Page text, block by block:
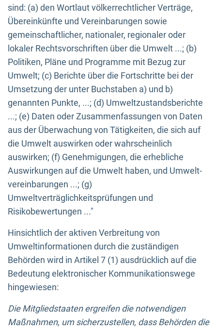
sind: (a) den Wortlaut völkerrechtlicher Verträge,
Übereinkünfte und Vereinbarungen sowie
gemeinschaftlicher, nationaler, regionaler oder
lokaler Rechtsvorschriften über die Umwelt ...; (b)
Politiken, Pläne und Programme mit Bezug zur
Umwelt; (c) Berichte über die Fortschritte bei der
Umsetzung der unter Buchstaben a) und b)
genannten Punkte, ...; (d) Umweltzustandsberichte
...; (e) Daten oder Zusammenfassungen von Daten
aus der Überwachung von Tätigkeiten, die sich auf
die Umwelt auswirken oder wahrscheinlich
auswirken; (f) Genehmigungen, die erhebliche
Auswirkungen auf die Umwelt haben, und Umwelt-
vereinbarungen ...; (g)
Umweltverträglichkeitsprüfungen und
Risikobewertungen ..."
Hinsichtlich der aktiven Verbreitung von
Umweltinformationen durch die zuständigen
Behörden wird in Artikel 7 (1) ausdrücklich auf die
Bedeutung elektronischer Kommunikationswege
hingewiesen:
Die Mitgliedstaaten ergreifen die notwendigen
Maßnahmen, um sicherzustellen, dass Behörden die